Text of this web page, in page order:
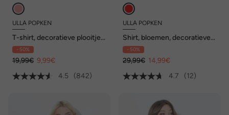
ULLA POPKEN
T-shirt, decoratieve plooitjes,
A-lijn, ronde hals, korte
mouwen, modal
- 50%
19,99€ 9,99€
4.5
(842)
ULLA POPKEN
Shirt, bloemen, decoratieve
plooien, A-lijn, ronde hals,
3/4-mouwen
- 50%
29,99€ 14,99€
4.7
(12)